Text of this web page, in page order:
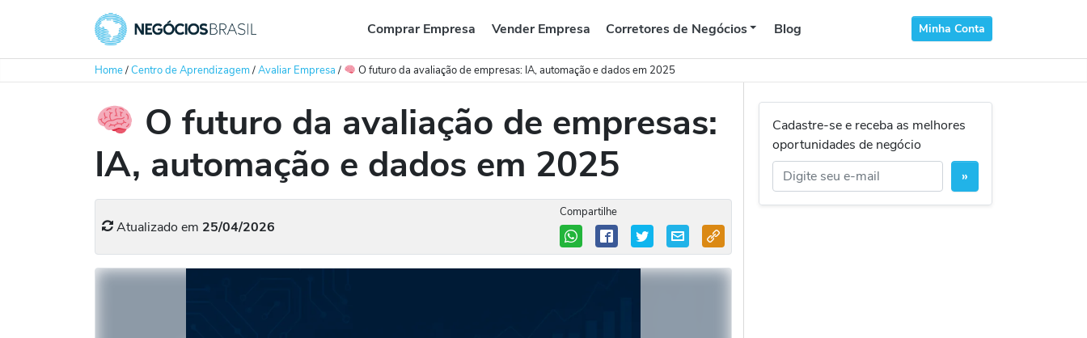
Comprar Empresa Vender Empresa Corretores de Negócios Blog Minha Conta
Home/Centro de Aprendizagem/Avaliar Empresa/ O futuro da avaliação de empresas: IA, automação e dados em 2025
O futuro da avaliação de empresas:
IA, automação e dados em 2025
Atualizado em 25/04/2026
Compartilhe
Cadastre-se e receba as melhores
oportunidades de negócio
»